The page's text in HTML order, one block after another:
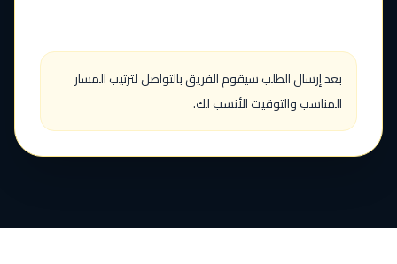
بعد إرسال الطلب سيقوم الفريق بالتواصل لترتيب المسار
المناسب والتوقيت الأنسب لك.